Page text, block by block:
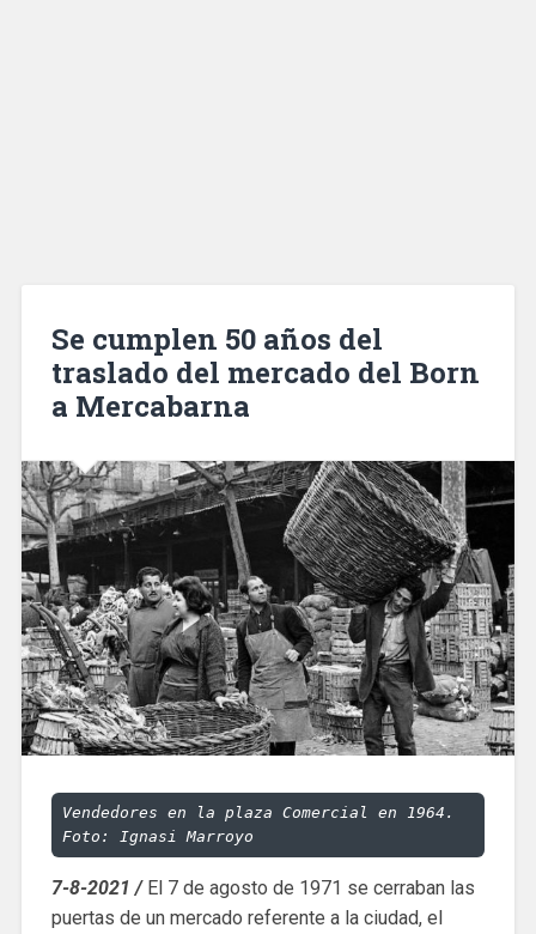
Se cumplen 50 años del
traslado del mercado del Born
a Mercabarna
Vendedores en la plaza Comercial en 1964.
Foto: Ignasi Marroyo
7-8-2021 /El 7 de agosto de 1971 se cerraban las
puertas de un mercado referente a la ciudad, el